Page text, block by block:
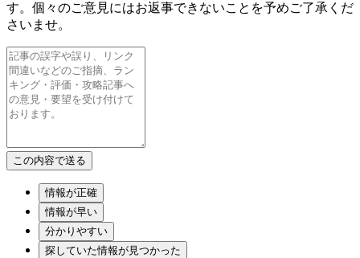
す。個々のご意見にはお返事できないことを予めご了承くだ
さいませ。
情報が正確
情報が早い
分かりやすい
探していた情報が見つかった